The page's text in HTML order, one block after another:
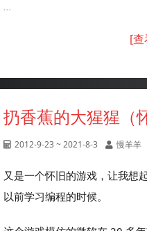
...
[
扔香蕉的大猩猩（
2012-9-23 ~ 2021-8-3 慢羊羊
又是一个怀旧的游戏，让我想
以前学习编程的时候。